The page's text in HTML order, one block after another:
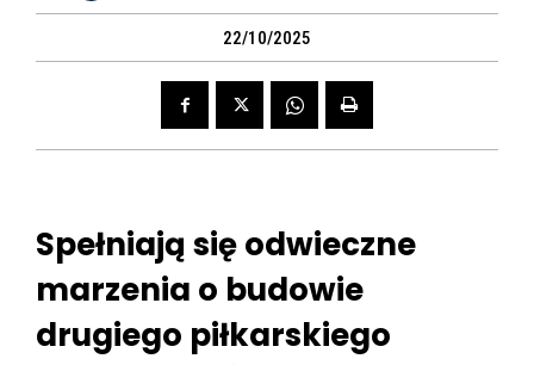
22/10/2025
Spełniają się odwieczne
marzenia o budowie
drugiego piłkarskiego